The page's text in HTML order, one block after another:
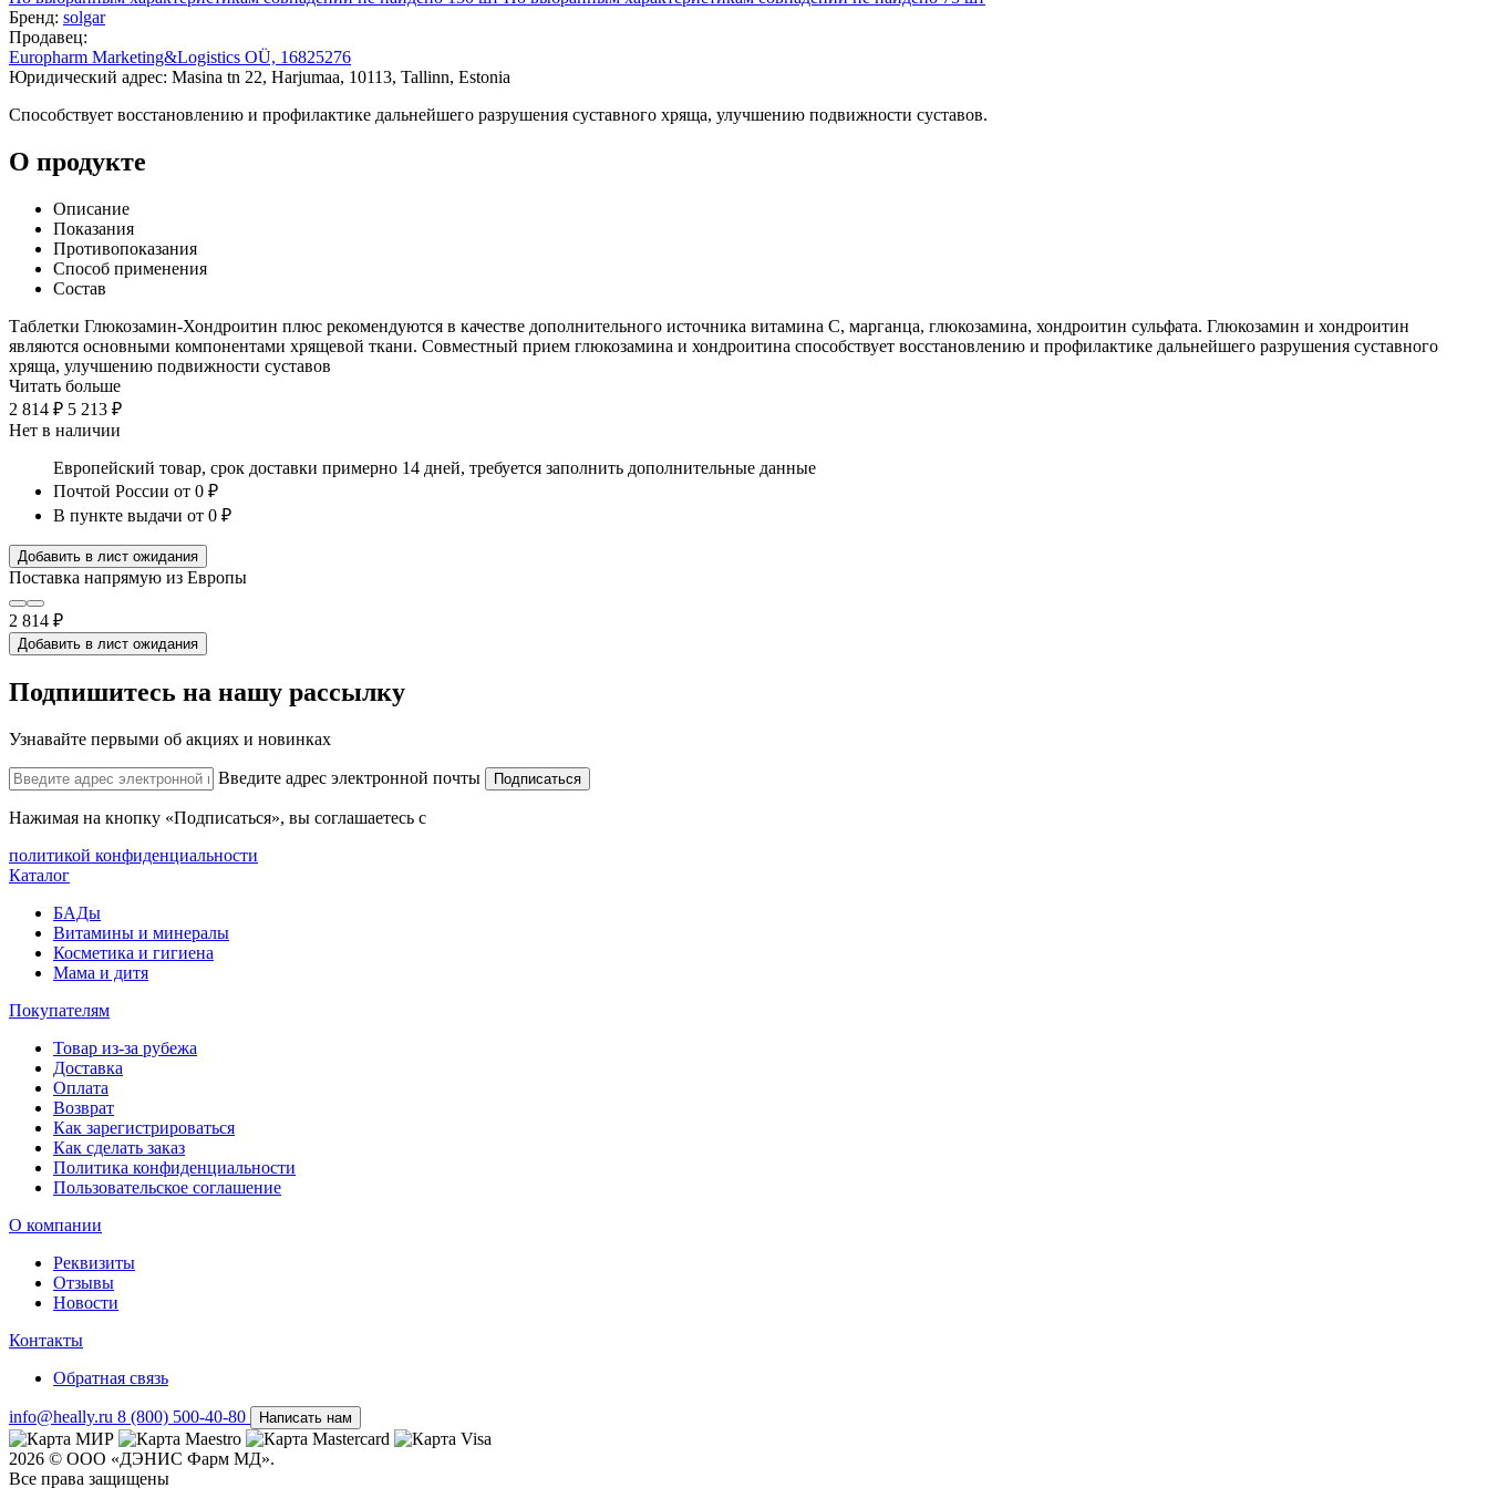
Бренд: solgar
Продавец:
Europharm Marketing&Logistics OÜ, 16825276
Юридический адрес: Masina tn 22, Harjumaa, 10113, Tallinn, Estonia
Способствует восстановлению и профилактике дальнейшего разрушения суставного хряща, улучшению подвижности суставов.
О продукте
Описание
Показания
Противопоказания
Способ применения
Состав
Таблетки Глюкозамин-Хондроитин плюс рекомендуются в качестве дополнительного источника витамина С, марганца, глюкозамина, хондроитин сульфата. Глюкозамин и хондроитин
являются основными компонентами хрящевой ткани. Совместный прием глюкозамина и хондроитина способствует восстановлению и профилактике дальнейшего разрушения суставного
хряща, улучшению подвижности суставов
Читать больше
2 814 ₽ 5 213 ₽
Нет в наличии
Европейский товар, срок доставки примерно 14 дней, требуется заполнить дополнительные данные
Почтой России от 0 ₽
В пункте выдачи от 0 ₽
Добавить в лист ожидания
Поставка напрямую из Европы
2 814 ₽
Добавить в лист ожидания
Подпишитесь на нашу рассылку
Узнавайте первыми об акциях и новинках
Введите адрес электронной почты Подписаться
Нажимая на кнопку «Подписаться», вы соглашаетесь с
политикой конфиденциальности
Каталог
БАДы
Витамины и минералы
Косметика и гигиена
Мама и дитя
Покупателям
Товар из-за рубежа
Доставка
Оплата
Возврат
Как зарегистрироваться
Как сделать заказ
Политика конфиденциальности
Пользовательское соглашение
О компании
Реквизиты
Отзывы
Новости
Контакты
Обратная связь
info@heally.ru 8 (800) 500-40-80 Написать нам
2026 © ООО «ДЭНИС Фарм МД».
Все права защищены